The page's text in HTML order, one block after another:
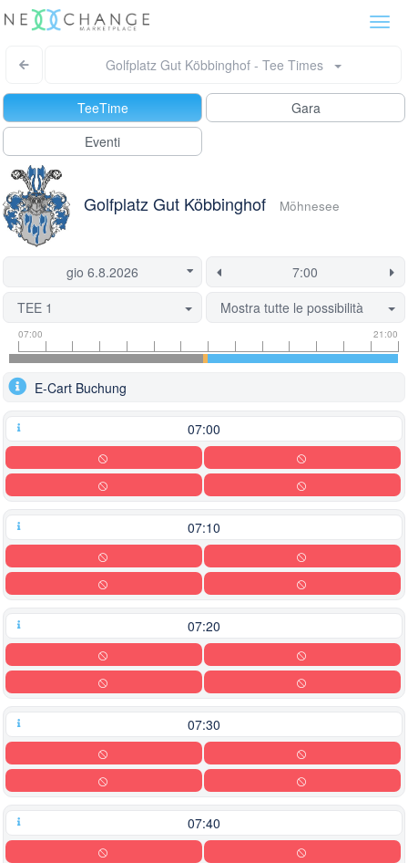
Golfplatz Gut Köbbinghof - Tee Times
TeeTime
Gara
Eventi
Golfplatz Gut Köbbinghof Möhnesee
TEE 1
Mostra tutte le possibilità
Tee
time
information
Flight
slot
information
This
start
time
locked.
07:00 21:00
E-Cart Buchung
07:00
07:10
07:20
07:30
07:40